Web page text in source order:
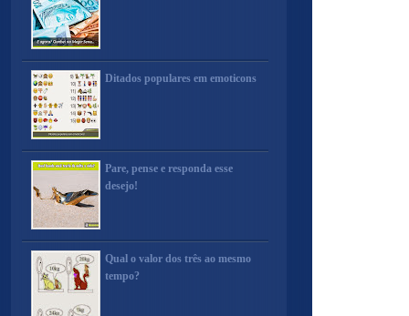
Ditados populares em emoticons
Pare, pense e responda esse
desejo!
Qual o valor dos três ao mesmo
tempo?